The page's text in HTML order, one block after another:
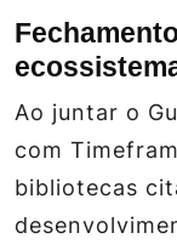
Ao juntar o
com
bibliotecas